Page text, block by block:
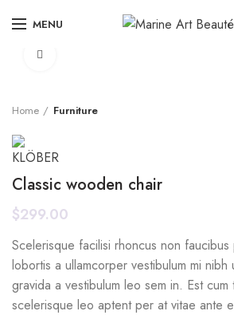
MENU
Home Furniture
Classic wooden chair
$299.00
Scelerisque facilisi rhoncus non
lobortis a ullamcorper vestibulum mi nibh
gravida a vestibulum leo sem in. Est cum
scelerisque leo aptent per at vitae ante